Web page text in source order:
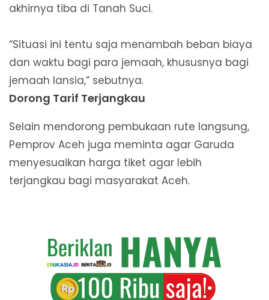
akhirnya tiba di Tanah Suci.
“Situasi ini tentu saja menambah beban biaya
dan waktu bagi para jemaah, khususnya bagi
jemaah lansia,” sebutnya.
Dorong Tarif Terjangkau
Selain mendorong pembukaan rute langsung,
Pemprov Aceh juga meminta agar Garuda
menyesuaikan harga tiket agar lebih
terjangkau bagi masyarakat Aceh.